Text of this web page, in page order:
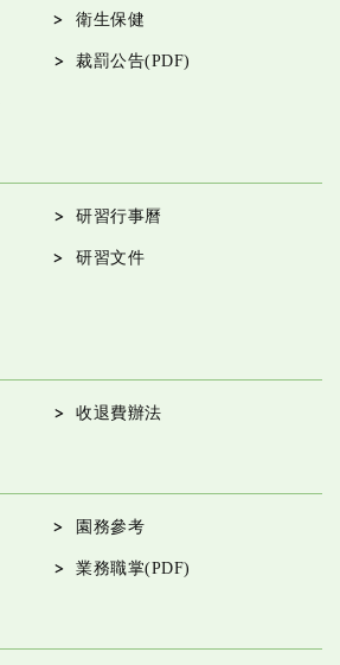
衛生保健
裁罰公告(PDF)
研習行事曆
研習文件
收退費辦法
園務參考
業務職掌(PDF)